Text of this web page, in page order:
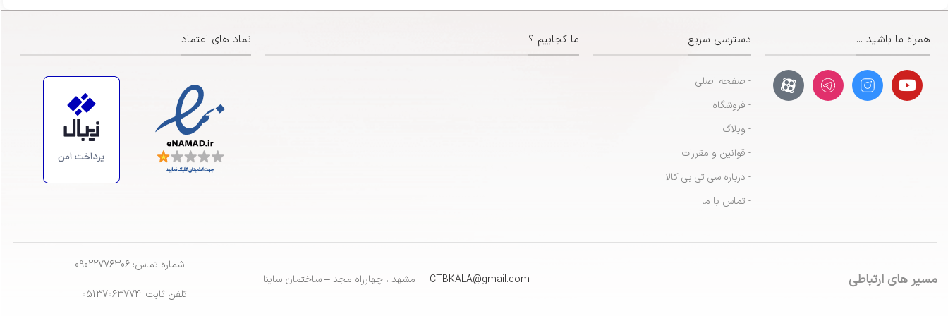
همراه ما باشید ... دسترسی سریع
- صفحه اصلی
- فروشگاه
- وبلاگ
- قوانین و مقررات
- درباره سی تی بی کالا
- تماس با ما
ما کجاییم ؟ نماد های اعتماد
مسیر های ارتباطی CTBKALA@gmail.com مشهد ، چهارراه مجد – ساختمان ساینا
شماره تماس: 09022776306
تلفن ثابت: 05137063774